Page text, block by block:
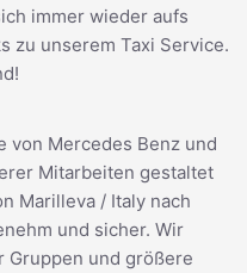
immer wieder aufs
zu unserem Taxi Service.
von Mercedes Benz und
Mitarbeiten gestaltet
Marilleva / Italy nach
und sicher. Wir
Gruppen und größere